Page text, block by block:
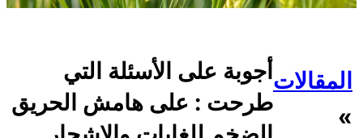
المقالات
»
أجوبة على الأسئلة التي
طرحت : على هامش الحريق